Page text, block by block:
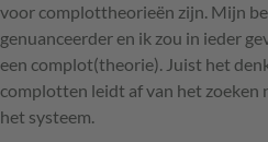
voor complottheorieën zijn. Mijn
genuanceerder en ik zou in ieder
een complot(theorie). Juist het
complotten leidt af van het zoeken
het systeem.